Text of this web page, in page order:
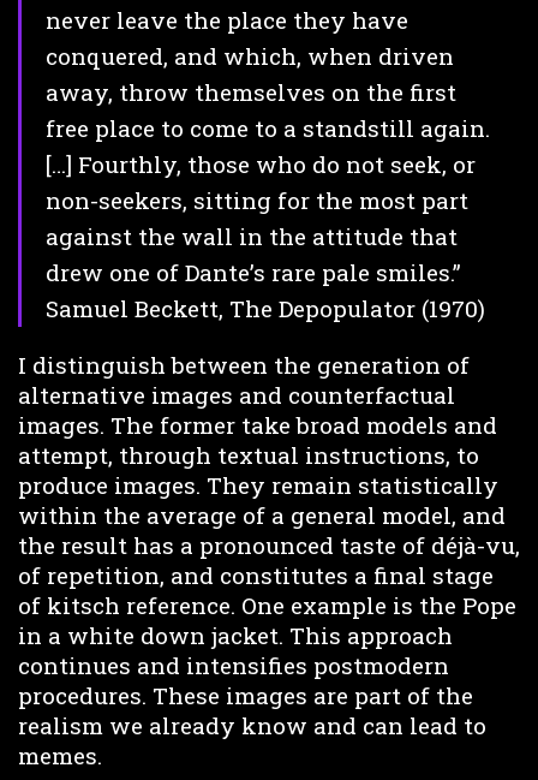
never leave the place they have
conquered, and which, when driven
away, throw themselves on the first
free place to come to a standstill again.
[…] Fourthly, those who do not seek, or
non-seekers, sitting for the most part
against the wall in the attitude that
drew one of Dante’s rare pale smiles.”
Samuel Beckett, The Depopulator (1970)
I distinguish between the generation of
alternative images and counterfactual
images. The former take broad models and
attempt, through textual instructions, to
produce images. They remain statistically
within the average of a general model, and
the result has a pronounced taste of déjà-vu,
of repetition, and constitutes a final stage
of kitsch reference. One example is the Pope
in a white down jacket. This approach
continues and intensifies postmodern
procedures. These images are part of the
realism we already know and can lead to
memes.